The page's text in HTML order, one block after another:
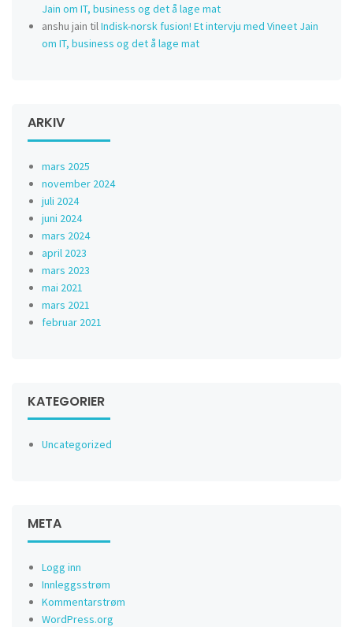
Jain om IT, business og det å lage mat
anshu jain tilIndisk-norsk fusion! Et intervju med Vineet Jain
om IT, business og det å lage mat
ARKIV
mars 2025
november 2024
juli 2024
juni 2024
mars 2024
april 2023
mars 2023
mai 2021
mars 2021
februar 2021
KATEGORIER
Uncategorized
META
Logg inn
Innleggsstrøm
Kommentarstrøm
WordPress.org